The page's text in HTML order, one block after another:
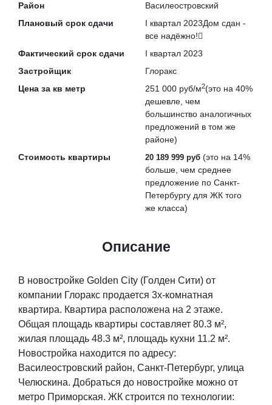
Район
Василеостровский
Плановый срок сдачи
I квартал 2023Дом сдан -
все надёжно!
Фактический срок сдачи
I квартал 2023
Застройщик
Глоракс
Цена за кв метр
251 000 руб/м2(это на 40%
дешевле , чем
большинство аналогичных
предложений в том же
районе)
Стоимость квартиры
20 189 999 руб (это на 14%
больше , чем среднее
предложение по Санкт-
Петербургу для ЖК того
же класса)
Описание
В новостройке Golden City (Голден Сити) от
компании Глоракс продается 3х-комнатная
квартира. Квартира расположена на 2 этаже.
Общая площадь квартиры составляет 80.3 м²,
жилая площадь 48.3 м², площадь кухни 11.2 м².
Новостройка находится по адресу:
Василеостровский район, Санкт-Петербург, улица
Челюскина. Добраться до новостройке можно от
метро Приморская. ЖК строится по технологии: